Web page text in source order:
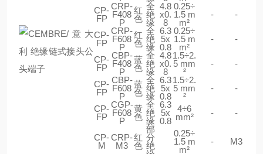
CP-
FP
CRP-
F408
P
红
色
全
绝
缘
4.8
x0.
8
0.25÷
1.5 m
m²
- -
CP-
FP
CRP-
F608
P
红
色
全
绝
缘
6.3
5x
0.8
0.25÷
1.5 m
m²
- -
CP-
FP
CBP-
F408
P
蓝
色
全
绝
缘
4.8
x0.
8
1.5÷2.
5 mm
²
- -
CP-
FP
CBP-
F608
P
蓝
色
全
绝
缘
6.3
5x
0.8
1.5÷2.
5 mm
²
- -
CP-
FP
CGP-
F608
P
黄
色
全
绝
缘
6.3
5x
0.8
4÷6
mm²
- -
CP-
M
CRP-
M3
红
色
部
分
绝
0.25÷
1.5 m
m²
- M3